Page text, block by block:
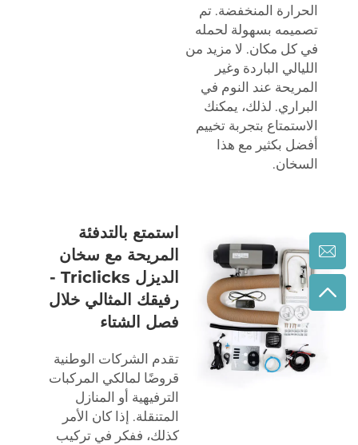
الحرارة المنخفضة. تم
تصميمه بسهولة لحمله
في كل مكان. لا مزيد من
الليالي الباردة وغير
المريحة عند النوم في
البراري. لذلك، يمكنك
الاستمتاع بتجربة تخييم
أفضل بكثير مع هذا
السخان.
استمتع بالتدفئة
المريحة مع سخان
الديزل Triclicks -
رفيقك المثالي خلال
فصل الشتاء
تقدم الشركات الوطنية
قروضًا لمالكي المركبات
الترفيهية أو المنازل
المتنقلة. إذا كان الأمر
كذلك، ففكر في تركيب